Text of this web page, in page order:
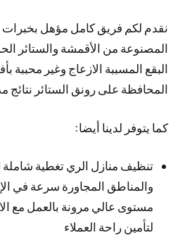
نقدم لكم فريق كامل مؤهل بخبرات
المصنوعة من الأقمشة والستائر
البقع المسببة الازعاج وغير محببة
المحافظة على رونق الستائر نتائج
كما يتوفر لدينا أيضا:
تنظيف منازل الري تغطية
والمناطق المجاورة سرعة في
مستوى عالي مرونة بالعمل مع
لتأمين راحة العملاء